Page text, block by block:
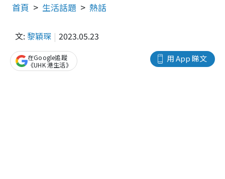
首頁 生活話題 熱話
文: 黎穎琛 2023.05.23
用 App 睇文
在Google追蹤
《UHK 港生活》